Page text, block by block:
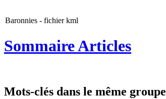
Baronnies - fichier kml
Sommaire Articles
Mots-clés dans le même groupe